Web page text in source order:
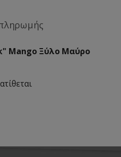
Mango Ξύλο Μαύρο